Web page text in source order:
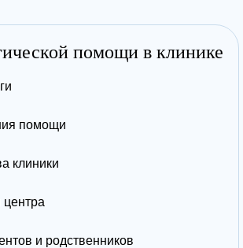
помощи в клинике
помощи
клиники
и родственников